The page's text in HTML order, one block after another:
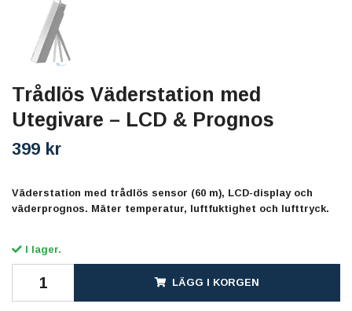
Trådlös Väderstation med
Utegivare – LCD & Prognos
399 kr
Väderstation med trådlös sensor (60 m), LCD-display och
väderprognos. Mäter temperatur, luftfuktighet och lufttryck.
I lager.
LÄGG I KORGEN